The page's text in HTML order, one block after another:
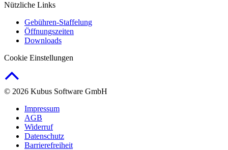
Nützliche Links
Gebühren-Staffelung
Öffnungszeiten
Downloads
Cookie Einstellungen
© 2026 Kubus Software GmbH
Impressum
AGB
Widerruf
Datenschutz
Barrierefreiheit